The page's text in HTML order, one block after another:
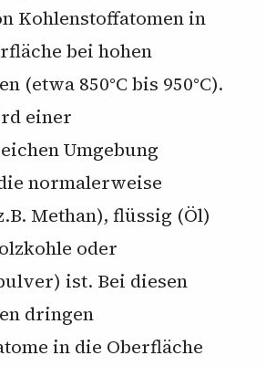
Kohlenstoffatomen in
bei hohen
(etwa 850°C bis 950°C).
einer
Umgebung
normalerweise
Methan), flüssig (Öl)
oder
ist. Bei diesen
dringen
in die Oberfläche